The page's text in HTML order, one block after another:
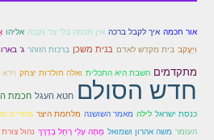
הזוהר הקדוש בשלח מתקדמים
הזוהר הקדוש יתרו מתחילים
משפטים מתחילים
אור חכמה איך לקבל ברכה אין חכמה בלי צד נקבה אליהו
ויַעֲקֹב בית מקדש לאדם בנית משכן ברכות הזוהר ג'
מתקדמים השבת היא התכלית ואלה תולדות יצחק
חדש הסולם חטא העגל חכמת
כנסת ישראל לילה מאמר השושנה מלחמת היצר מסרים
העומר משה אהרון ושמואל מֵתָה עָלַי רָחֵל בַּדֶּרֶךְ נהול